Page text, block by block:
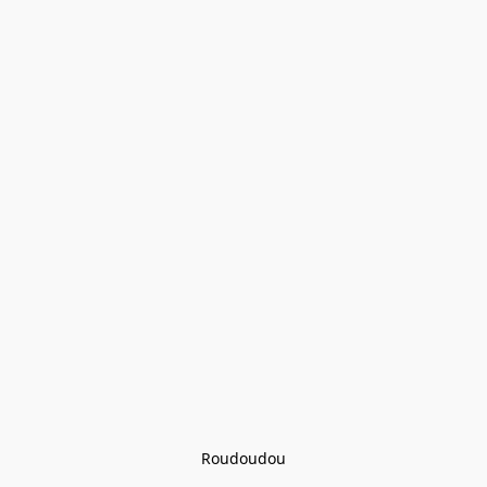
Roudoudou